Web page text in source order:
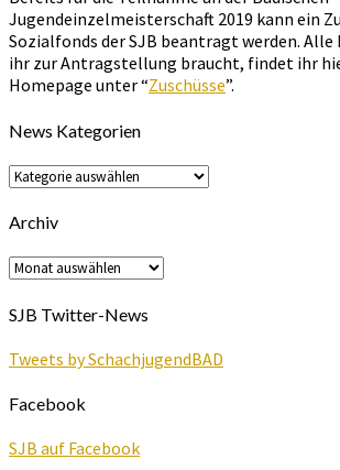
Jugendeinzelmeisterschaft 2019 kann ein
Sozialfonds der SJB beantragt werden.
ihr zur Antragstellung braucht, findet ihr
Homepage unter “Zuschüsse”.
News Kategorien
News
Kategorien
Archiv
Archiv
SJB Twitter-News
Tweets by SchachjugendBAD
Facebook
SJB auf Facebook